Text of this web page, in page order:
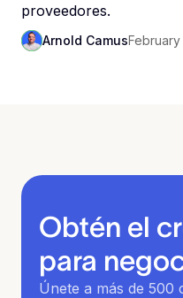
proveedores.
Arnold Camus
Obtén el
para
Únete a más de 500